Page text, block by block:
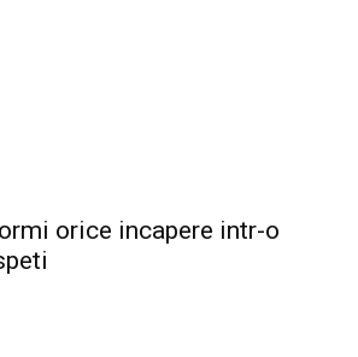
orice incapere intr-o